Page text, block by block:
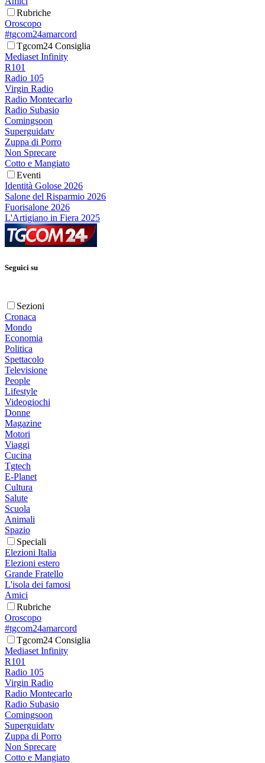
Rubriche
Oroscopo
#tgcom24amarcord
Tgcom24 Consiglia
Mediaset Infinity
R101
Radio 105
Virgin Radio
Radio Montecarlo
Radio Subasio
Comingsoon
Superguidatv
Zuppa di Porro
Non Sprecare
Cotto e Mangiato
Eventi
Identità Golose 2026
Salone del Risparmio 2026
Fuorisalone 2026
L'Artigiano in Fiera 2025
Seguici su
Sezioni
Cronaca
Mondo
Economia
Politica
Spettacolo
Televisione
People
Lifestyle
Videogiochi
Donne
Magazine
Motori
Viaggi
Cucina
Tgtech
E-Planet
Cultura
Salute
Scuola
Animali
Spazio
Speciali
Elezioni Italia
Elezioni estero
Grande Fratello
L'isola dei famosi
Amici
Rubriche
Oroscopo
#tgcom24amarcord
Tgcom24 Consiglia
Mediaset Infinity
R101
Radio 105
Virgin Radio
Radio Montecarlo
Radio Subasio
Comingsoon
Superguidatv
Zuppa di Porro
Non Sprecare
Cotto e Mangiato